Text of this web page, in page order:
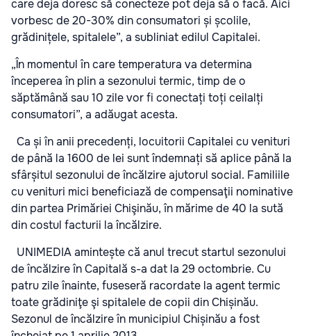
care deja doresc să conecteze pot deja să o facă. Aici
vorbesc de 20-30% din consumatori și școlile,
grădinițele, spitalele”, a subliniat edilul Capitalei.
„În momentul în care temperatura va determina
începerea în plin a sezonului termic, timp de o
săptămână sau 10 zile vor fi conectați toți ceilalți
consumatori”, a adăugat acesta.
Ca și în anii precedenți, locuitorii Capitalei cu venituri
de până la 1600 de lei sunt îndemnați să aplice până la
sfârșitul sezonului de încălzire ajutorul social. Familiile
cu venituri mici beneficiază de compensaţii nominative
din partea Primăriei Chişinău, în mărime de 40 la sută
din costul facturii la încălzire.
UNIMEDIA amintește că anul trecut startul sezonului
de încălzire în Capitală s-a dat la 29 octombrie. Cu
patru zile înainte, fuseseră racordate la agent termic
toate grădiniţe şi spitalele de copii din Chișinău.
Sezonul de încălzire în municipiul Chișinău a fost